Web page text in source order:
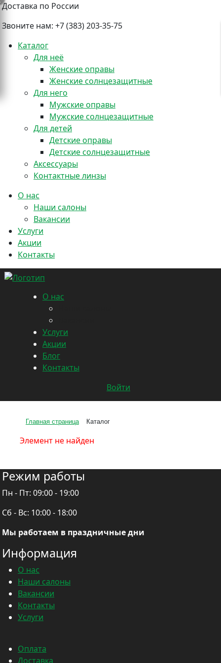
Доставка по России
Звоните нам: +7 (383) 203-35-75
Каталог
Для неё
Женские оправы
Женские солнцезащитные
Для него
Мужские оправы
Мужские солнцезащитные
Для детей
Детские оправы
Детские солнцезащитные
Аксессуары
Контактные линзы
О нас
Наши салоны
Вакансии
Услуги
Акции
Контакты
О нас
Услуги
Акции
Блог
Контакты
Войти
Главная страница Каталог
Элемент не найден
Режим работы
Пн - Пт: 09:00 - 19:00
Сб - Вс: 10:00 - 18:00
Мы работаем в праздничные дни
Информация
О нас
Наши салоны
Вакансии
Контакты
Услуги
Оплата
Доставка